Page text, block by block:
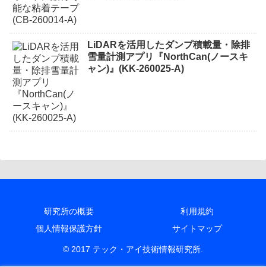
LiDARを活用したダンプ積載量・除排
雪量計測アプリ『NorthCan(ノースキ
ャン)』(KK-260025-A)
研究所の概要
利用規約
個人情報保護方針
サイトマップ
© 2017 テック・アイ技術情報研究所.